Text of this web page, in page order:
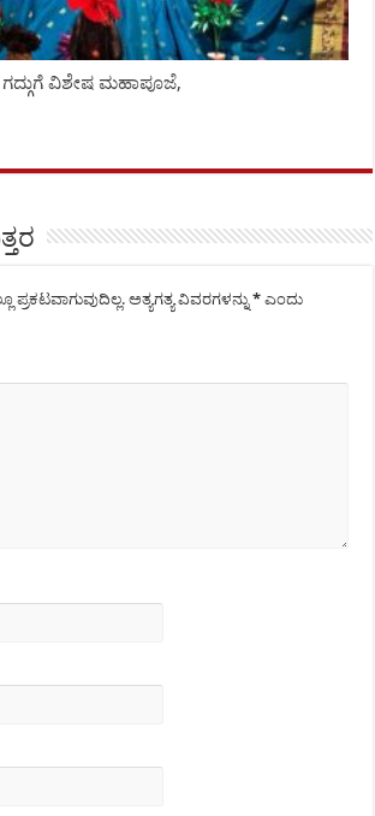
ಗದ್ಗುಗೆ ವಿಶೇಷ ಮಹಾಪೂಜೆ,
ಅತ್ಯಗತ್ಯ ವಿವರಗಳನ್ನು* ಎಂದು